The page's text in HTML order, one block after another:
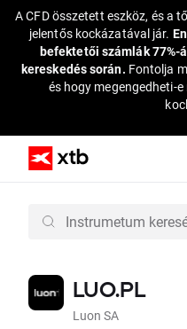
A CFD összetett eszköz, és a
jelentős kockázatával jár.
befektetői számlák 77%-
kereskedés során. Fontolja
és hogy megengedheti-
LUO.PL
Luon SA